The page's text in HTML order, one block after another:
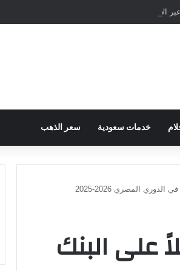
خدمات سعودية سعر الذهب
المصري 2026-2025
على البنك